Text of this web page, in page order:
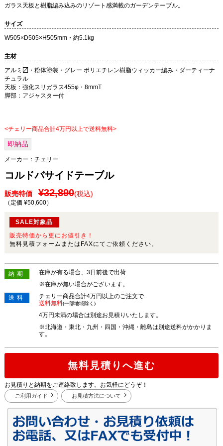
ガラス天板と樹脂編み込みのリゾート感満載のガーデンテーブル。
サイズ
W505×D505×H505mm・約5.1kg
主材
アルミ〼・粉体塗装・グレー ポリエチレン樹脂ウィッカー編み・ダーティーナ
チュラル
天板：強化スリガラス455φ・8mmT
脚部：アジャスター付
<チェリー商品合計4万円以上で送料無料>
即納品
メーカー： チェリー
コルドバサイドテーブル
販売特価 ¥32,890(税込)
（定価 ¥50,600）
SALE対象品
販売特価から更にお値引き！
無料見積フォームまたはFAXにてご依頼ください。
納期
在庫が有る場合、3日前後で出荷
※在庫が無い場合がございます。
送料
チェリー商品合計4万円以上のご注文で
送料無料(一部地域除く)
4万円未満の場合は別途お見積りいたします。
※北海道・東北・九州・四国・沖縄・離島は別途送料がかかりま
す。
無料見積りへ進む
お見積りと納期をご連絡致します。お気軽にどうぞ！
ご利用ガイド お見積方法について